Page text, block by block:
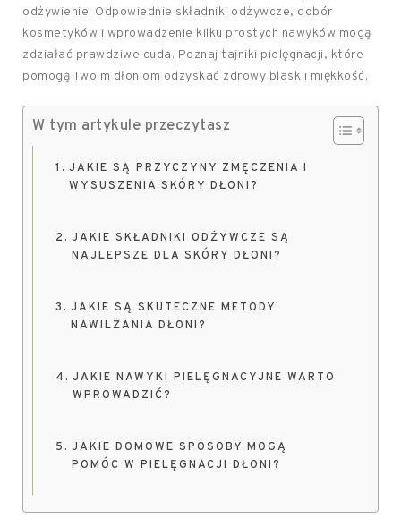
odżywienie. Odpowiednie składniki odżywcze, dobór
kosmetyków i wprowadzenie kilku prostych nawyków mogą
zdziałać prawdziwe cuda. Poznaj tajniki pielęgnacji, które
pomogą Twoim dłoniom odzyskać zdrowy blask i miękkość.
W tym artykule przeczytasz
JAKIE SĄ PRZYCZYNY ZMĘCZENIA I
WYSUSZENIA SKÓRY DŁONI?
JAKIE SKŁADNIKI ODŻYWCZE SĄ
NAJLEPSZE DLA SKÓRY DŁONI?
JAKIE SĄ SKUTECZNE METODY
NAWILŻANIA DŁONI?
JAKIE NAWYKI PIELĘGNACYJNE WARTO
WPROWADZIĆ?
JAKIE DOMOWE SPOSOBY MOGĄ
POMÓC W PIELĘGNACJI DŁONI?